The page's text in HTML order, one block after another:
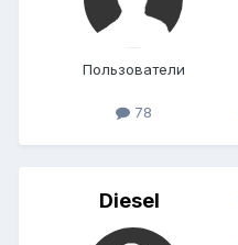
Пользователи
78
Diesel